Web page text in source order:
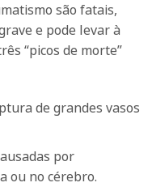
são fatais,
e pode levar à
“picos de morte”
de grandes vasos
por
ou no cérebro.